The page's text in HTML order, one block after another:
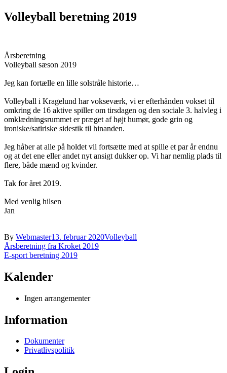
Volleyball beretning 2019
Årsberetning
Volleyball sæson 2019
Jeg kan fortælle en lille solstråle historie…
Volleyball i Kragelund har vokseværk, vi er efterhånden vokset til
omkring de 16 aktive spiller om tirsdagen og den sociale 3. halvleg i
omklædningsrummet er præget af højt humør, gode grin og
ironiske/satiriske sidestik til hinanden.
Jeg håber at alle på holdet vil fortsætte med at spille et par år endnu
og at det ene eller andet nyt ansigt dukker op. Vi har nemlig plads til
flere, både mænd og kvinder.
Tak for året 2019.
Med venlig hilsen
Jan
By Webmaster13. februar 2020Volleyball
Indlægsnavigation
Årsberetning fra Kroket 2019
E-sport beretning 2019
Kalender
Ingen arrangementer
Information
Dokumenter
Privatlivspolitik